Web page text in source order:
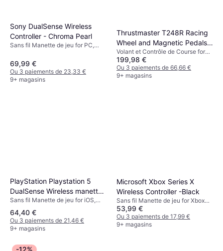
Sony DualSense Wireless
Controller - Chroma Pearl
Sans fil Manette de jeu for PC,
PlayStation 4, PlayStation 5, Mac
69,99 €
Ou 3 paiements de 23,33 €
9+ magasins
Thrustmaster T248R Racing
Wheel and Magnetic Pedals
PS5/PS4/PC - Black
Volant et Contrôle de Course for
PC, PlayStation 5, PlayStation 4
199,98 €
Ou 3 paiements de 66,66 €
9+ magasins
PlayStation Playstation 5
DualSense Wireless manette
007 First Light Limited
Edition
Sans fil Manette de jeu for iOS,
PC, Android, PlayStation 5, Mac
64,40 €
Ou 3 paiements de 21,46 €
9+ magasins
Microsoft Xbox Series X
Wireless Controller -Black
Sans fil Manette de jeu for Xbox
Series X, PC, Xbox One
53,99 €
Ou 3 paiements de 17,99 €
9+ magasins
-12%